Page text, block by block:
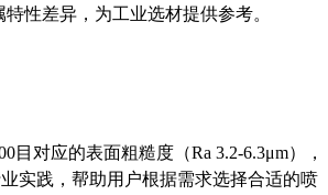
性差异，为工业选材提供参考。
对应的表面粗糙度（Ra 3.2-6.3μm），
实践，帮助用户根据需求选择合适的喷